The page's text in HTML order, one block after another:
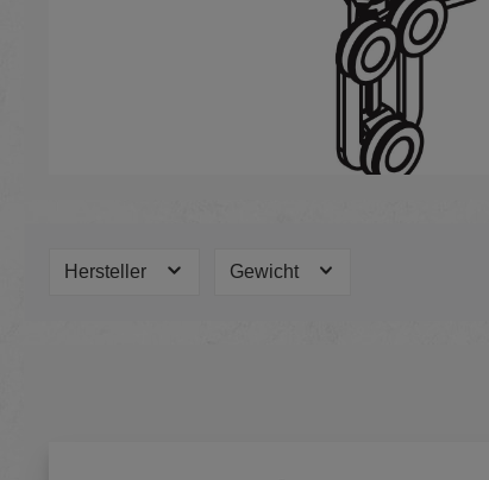
Hersteller Gewicht